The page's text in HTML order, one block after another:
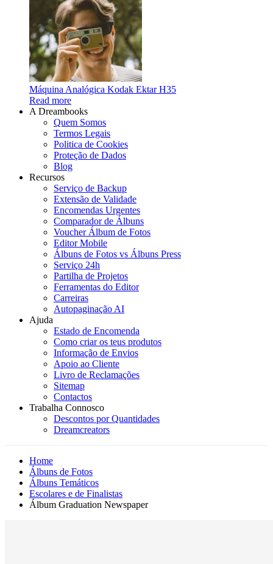
Máquina Analógica Kodak Ektar H35
Read more
A Dreambooks
Quem Somos
Termos Legais
Politica de Cookies
Proteção de Dados
Blog
Recursos
Serviço de Backup
Extensão de Validade
Encomendas Urgentes
Comparador de Álbuns
Voucher Álbum de Fotos
Editor Mobile
Álbuns de Fotos vs Álbuns Press
Serviço 24h
Partilha de Projetos
Ferramentas do Editor
Carreiras
Autopaginação AI
Ajuda
Estado de Encomenda
Como criar os teus produtos
Informação de Envios
Apoio ao Cliente
Livro de Reclamações
Sitemap
Contactos
Trabalha Connosco
Descontos por Quantidades
Dreamcreators
Home
Álbuns de Fotos
Álbuns Temáticos
Escolares e de Finalistas
Álbum Graduation Newspaper